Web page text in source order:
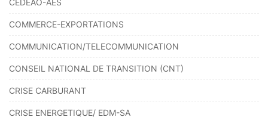
CEDEAO-AES
COMMERCE-EXPORTATIONS
COMMUNICATION/TELECOMMUNICATION
CONSEIL NATIONAL DE TRANSITION (CNT)
CRISE CARBURANT
CRISE ENERGETIQUE/ EDM-SA